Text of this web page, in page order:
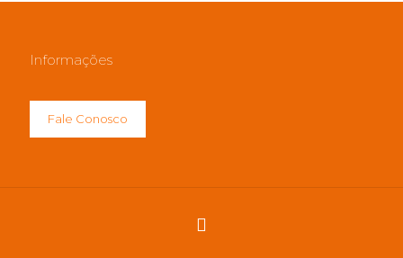
Informações
Fale Conosco